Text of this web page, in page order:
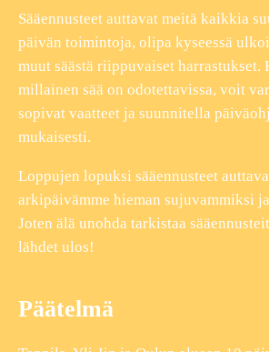
Sääennusteet auttavat meitä kaikkia
päivän toimintoja, olipa kyseessä
muut säästä riippuvaiset harrastukset.
millainen sää on odotettavissa, voit
sopivat vaatteet ja suunnitella
mukaisesti.
Loppujen lopuksi sääennusteet
arkipäivämme hieman sujuvammiksi
Joten älä unohda tarkistaa
lähdet ulos!
Päätelmä